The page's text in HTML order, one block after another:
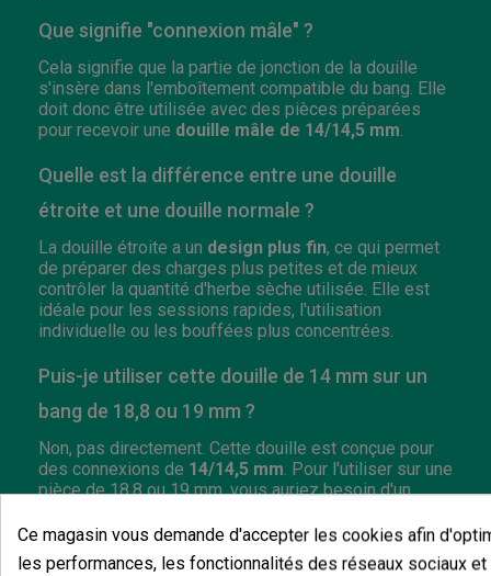
Que signifie "connexion mâle" ?
Cela signifie que la partie de jonction de la douille
s'insère dans l'emboîtement compatible du bang. Elle
doit donc être utilisée avec des pièces préparées
pour recevoir une douille mâle de 14/14,5 mm
Quelle est la différence entre une douille
étroite et une douille normale ?
La douille étroite a un design plus fin, ce qui permet
de préparer des charges plus petites et de mieux
contrôler la quantité d'herbe sèche utilisée. Elle est
idéale pour les sessions rapides, l'utilisation
individuelle ou les bouffées plus concentrées.
Puis-je utiliser cette douille de 14 mm sur un
bang de 18,8 ou 19 mm ?
Non, pas directement. Cette douille est conçue pour
des connexions de 14/14,5 mm . Pour l'utiliser sur une
pièce de 18,8 ou 19 mm, vous auriez besoin d'un
Comment nettoyer une douille en verre étroite
Ce magasin vous demande d'accepter les cookies afin
les performances, les fonctionnalités des réseaux sociaux et